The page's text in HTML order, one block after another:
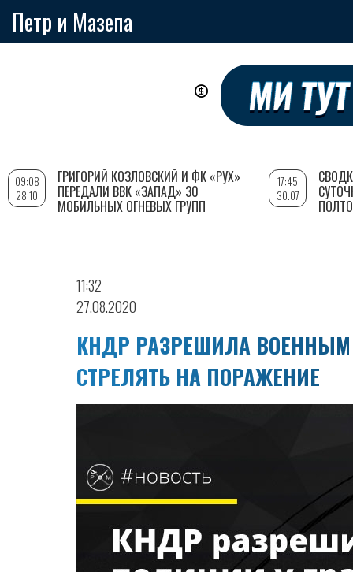
Петр и Мазепа
11:32
27.08.2020
КНДР РАЗРЕШИЛА
СТРЕЛЯТЬ НА ПОРАЖЕНИЕ
09:08
28.10
ГРИГОРИЙ КОЗЛОВСКИЙ И ФК «РУХ»
ПЕРЕДАЛИ ВВК «ЗАПАД» 30
МОБИЛЬНЫХ ОГНЕВЫХ ГРУПП
17:45
30.07